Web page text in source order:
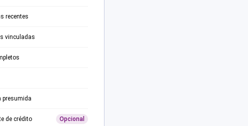
recentes
vinculadas
presumida
de crédito Opcional